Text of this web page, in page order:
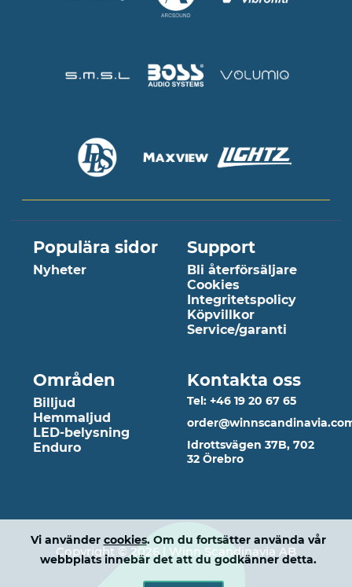
Vi använder cookies. Om du fortsätter använda vår
webbplats innebär det att du godkänner detta.
Populära sidor
Nyheter
Support
Bli återförsäljare
Cookies
Integritetspolicy
Köpvillkor
Service/garanti
Områden
Billjud
Hemmaljud
LED-belysning
Enduro
Kontakta oss
Tel: +46 19 20 67 65
Idrottsvägen 37B, 702
32 Örebro
Copyright © 2026 | Winn Scandinavia AB